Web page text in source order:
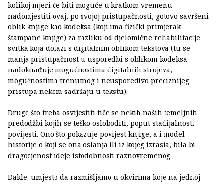
kolikoj mjeri će biti moguće u kratkom vremenu
nadomjestiti ovaj, po svojoj pristupačnosti, gotovo savršeni
oblik knjige kao kodeksa (koji ima fizički primjerak
štampane knjige) za razliku od djelomične rehabilitacije
svitka koja dolazi s digitalnim oblikom tekstova (tu se
manja pristupačnost u usporedbi s oblikom kodeksa
nadoknađuje mogućnostima digitalnih strojeva,
mogućnostima trenutnog i neusporedivo preciznijeg
pristupa nekom sadržaju u tekstu).
Drugo što treba osvijestiti tiče se nekih naših temeljnih
predodžbi kojih se teško osloboditi, poput stadijalnosti
povijesti. Ono što pokazuje povijest knjige, a i model
historije o koji se ona oslanja ili iz kojeg izrasta, bila bi
dragocjenost ideje istodobnosti raznovremenog.
Dakle, umjesto da razmišljamo u okvirima koje na jednoj